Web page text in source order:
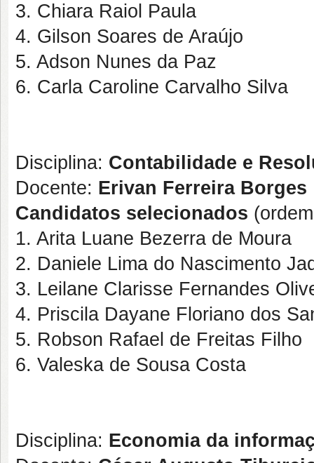
3. Chiara Raiol Paula
4. Gilson Soares de Araújo
5. Adson Nunes da Paz
6. Carla Caroline Carvalho Silva
Disciplina: Contabilidade e
Docente: Erivan Ferreira Borges
Candidatos selecionados
1. Arita Luane Bezerra de Moura
2. Daniele Lima do Nascimento
3. Leilane Clarisse Fernandes
4. Priscila Dayane Floriano dos
5. Robson Rafael de Freitas Filho
6. Valeska de Sousa Costa
Disciplina: Economia da